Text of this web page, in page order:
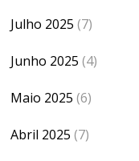
Julho 2025 (7)
Junho 2025 (4)
Maio 2025 (6)
Abril 2025 (7)